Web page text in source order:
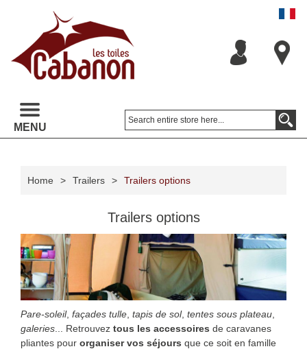
MENU
Home > Trailers > Trailers options
Trailers options
Pare-soleil, façades tulle tapis de sol, tentes sous plateau
galeries ... Retrouvez tous les accessoires de caravanes
pliantes pour organiser vos séjours que ce soit en famille